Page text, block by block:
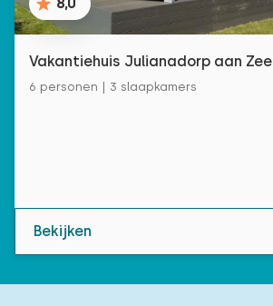
Vakantiehuis Julianadorp aan Zee
6 personen | 3 slaapkamers
Bekijken